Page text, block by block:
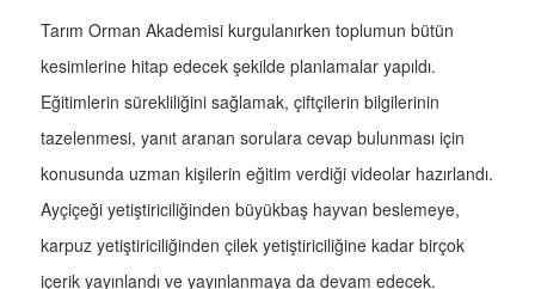
Tarım Orman Akademisi kurgulanırken toplumun bütün
kesimlerine hitap edecek şekilde planlamalar yapıldı.
Eğitimlerin sürekliliğini sağlamak, çiftçilerin bilgilerinin
tazelenmesi, yanıt aranan sorulara cevap bulunması için
konusunda uzman kişilerin eğitim verdiği videolar hazırlandı.
Ayçiçeği yetiştiriciliğinden büyükbaş hayvan beslemeye,
karpuz yetiştiriciliğinden çilek yetiştiriciliğine kadar birçok
içerik yayınlandı ve yayınlanmaya da devam edecek.